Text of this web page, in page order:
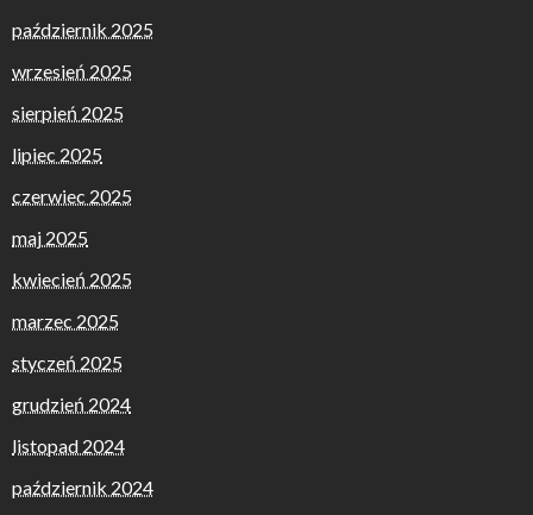
październik 2025
wrzesień 2025
sierpień 2025
lipiec 2025
czerwiec 2025
maj 2025
kwiecień 2025
marzec 2025
styczeń 2025
grudzień 2024
listopad 2024
październik 2024